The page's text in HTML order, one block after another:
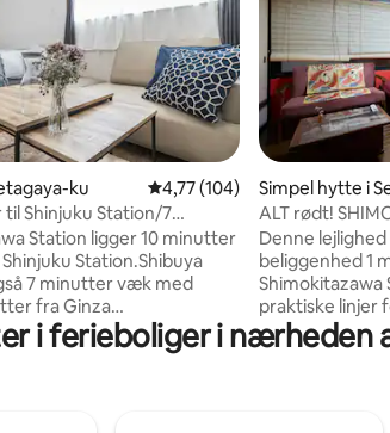
bedømmelse, 121 omtaler
ku 4,77 ud af 5 i gennemsnitlig
4,77 (104)
Shinjuku Station/7
Station/3 minutter til
Station] 4 personer/semi-
Station ligger 10 minutter
Station.Shibuya
7 minutter væk med
fra Ginza
tilgængelig by
et roligt boligkvarter, 4
Simpel hytte i
ALT rødt!
(OSENBEI)
Denne
beliggenhed 1
Shimokitazawa
praktiske linjer
masser af
Anbefales til
i ferieboliger i nærheden